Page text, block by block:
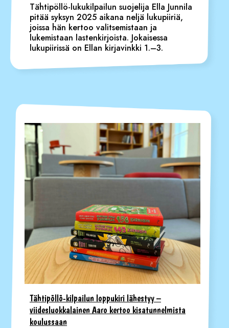
Tähtipöllö-lukukilpailun suojelija Ella Junnila
pitää syksyn 2025 aikana neljä lukupiiriä,
joissa hän kertoo valitsemistaan ja
lukemistaan lastenkirjoista. Jokaisessa
lukupiirissä on Ellan kirjavinkki 1.–3.
Tähtipöllö-kilpailun loppukiri lähestyy –
viidesluokkalainen Aaro kertoo kisatunnelmista
koulussaan